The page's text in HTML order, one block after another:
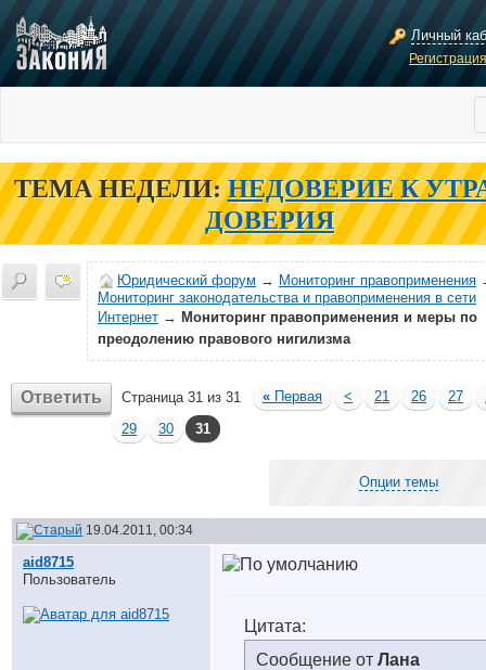
Личный
ТЕМА НЕДЕЛИ: НЕДОВЕРИЕ К
ДОВЕРИЯ
Юридический форум → Мониторинг правоприменения
Мониторинг законодательства и правоприменения в сети
Интернет → Мониторинг правоприменения и меры по
преодолению правового нигилизма
Ответить Страница 31 из 31 « Первая < 21 26 27
29
30 31
Опции темы
19.04.2011, 00:34
aid8715
Пользователь
Цитата:
Сообщение от Лана